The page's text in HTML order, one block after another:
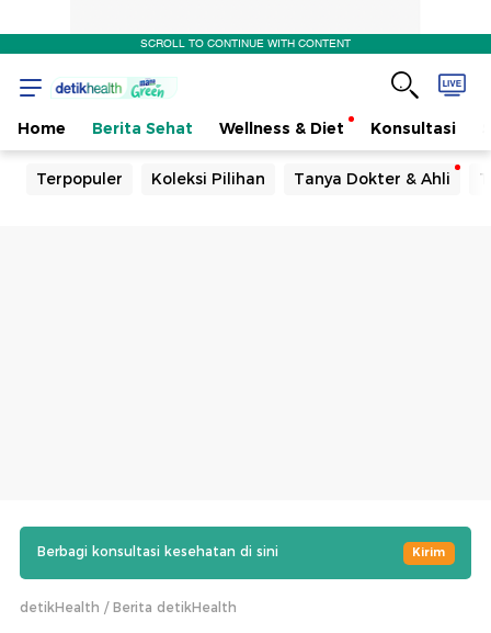
SCROLL TO CONTINUE WITH CONTENT
Home Berita Sehat Wellness & Diet Konsultasi
Terpopuler Koleksi Pilihan Tanya Dokter & Ahli
Berbagi konsultasi kesehatan di sini Kirim
detikHealth Berita detikHealth